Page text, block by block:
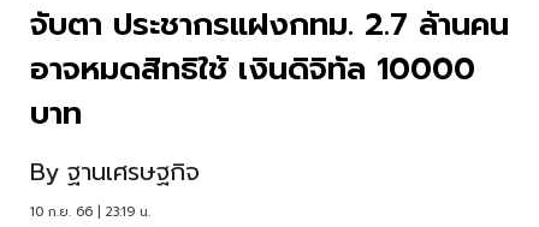
จับตา ประชากรแฝงกทม. 2.7 ล้านคน
อาจหมดสิทธิใช้ เงินดิจิทัล 10000
บาท
By ฐานเศรษฐกิจ
10 ก.ย. 66 | 23:19 น.